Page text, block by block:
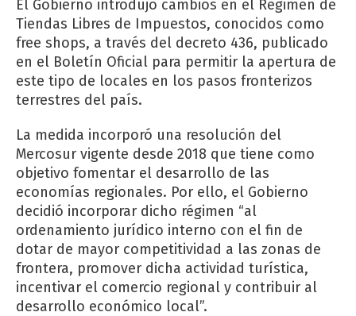
El Gobierno introdujo cambios en el Régimen de
Tiendas Libres de Impuestos, conocidos como
free shops, a través del decreto 436, publicado
en el Boletín Oficial para permitir la apertura de
este tipo de locales en los pasos fronterizos
terrestres del país.
La medida incorporó una resolución del
Mercosur vigente desde 2018 que tiene como
objetivo fomentar el desarrollo de las
economías regionales. Por ello, el Gobierno
decidió incorporar dicho régimen “al
ordenamiento jurídico interno con el fin de
dotar de mayor competitividad a las zonas de
frontera, promover dicha actividad turística,
incentivar el comercio regional y contribuir al
desarrollo económico local”.